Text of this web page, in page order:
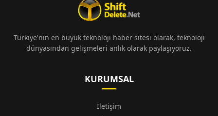
Türkiye'nin en büyük teknoloji haber sitesi olarak, teknoloji
dünyasından gelişmeleri anlık olarak paylaşıyoruz.
KURUMSAL
İletişim